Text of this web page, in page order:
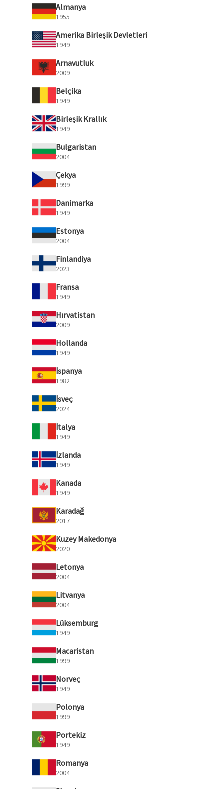
Almanya
1955
Amerika Birleşik Devletleri
1949
Arnavutluk
2009
Belçika
1949
Birleşik Krallık
1949
Bulgaristan
2004
Çekya
1999
Danimarka
1949
Estonya
2004
Finlandiya
2023
Fransa
1949
Hırvatistan
2009
Hollanda
1949
İspanya
1982
İsveç
2024
İtalya
1949
İzlanda
1949
Kanada
1949
Karadağ
2017
Kuzey Makedonya
2020
Letonya
2004
Litvanya
2004
Lüksemburg
1949
Macaristan
1999
Norveç
1949
Polonya
1999
Portekiz
1949
Romanya
2004